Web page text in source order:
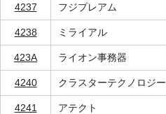
4237 フジプレアム
4238 ミライアル
423A ライオン事務器
4240 クラスターテクノロジー
4241 アテクト